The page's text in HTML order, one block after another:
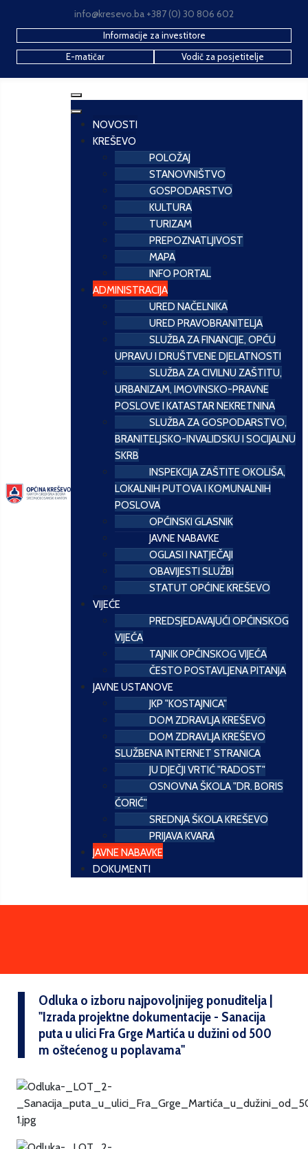
info@kresevo.ba +387 (0) 30 806 602
Informacije za investitore
E-matičar
Vodič za posjetitelje
NOVOSTI
KREŠEVO
POLOŽAJ
STANOVNIŠTVO
GOSPODARSTVO
KULTURA
TURIZAM
PREPOZNATLJIVOST
MAPA
INFO PORTAL
ADMINISTRACIJA
URED NAČELNIKA
URED PRAVOBRANITELJA
SLUŽBA ZA FINANCIJE, OPĆU
UPRAVU I DRUŠTVENE DJELATNOSTI
SLUŽBA ZA CIVILNU ZAŠTITU,
URBANIZAM, IMOVINSKO-PRAVNE
POSLOVE I KATASTAR NEKRETNINA
SLUŽBA ZA GOSPODARSTVO,
BRANITELJSKO-INVALIDSKU I SOCIJALNU
SKRB
INSPEKCIJA ZAŠTITE OKOLIŠA,
LOKALNIH PUTOVA I KOMUNALNIH
POSLOVA
OPĆINSKI GLASNIK
JAVNE NABAVKE
OGLASI I NATJEČAJI
OBAVIJESTI SLUŽBI
STATUT OPĆINE KREŠEVO
VIJEĆE
PREDSJEDAVAJUĆI OPĆINSKOG
VIJEĆA
TAJNIK OPĆINSKOG VIJEĆA
ČESTO POSTAVLJENA PITANJA
JAVNE USTANOVE
JKP "KOSTAJNICA"
DOM ZDRAVLJA KREŠEVO
DOM ZDRAVLJA KREŠEVO
SLUŽBENA INTERNET STRANICA
JU DJEČJI VRTIĆ "RADOST"
OSNOVNA ŠKOLA "DR. BORIS
ĆORIĆ"
SREDNJA ŠKOLA KREŠEVO
PRIJAVA KVARA
JAVNE NABAVKE
DOKUMENTI
Odluka o izboru najpovoljnijeg ponuditelja |
''Izrada projektne dokumentacije - Sanacija
puta u ulici Fra Grge Martića u dužini od 500
m oštećenog u poplavama''